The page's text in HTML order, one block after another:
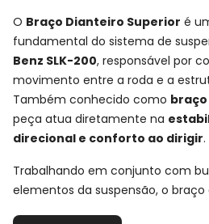
O Braço Dianteiro Superior é
fundamental do sistema de
Benz SLK-200, responsável por
movimento entre a roda e a
Também conhecido como braço
peça atua diretamente na
direcional e conforto ao dirigir.
Trabalhando em conjunto com
elementos da suspensão, o